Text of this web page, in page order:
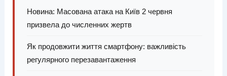
Новина: Масована атака на Київ 2 червня
призвела до численних жертв
Як продовжити життя смартфону: важливість
регулярного перезавантаження